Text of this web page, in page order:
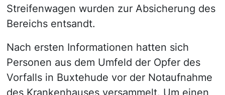
Streifenwagen wurden zur Absicherung des
Bereichs entsandt.
Nach ersten Informationen hatten sich
Personen aus dem Umfeld der Opfer des
Vorfalls in Buxtehude vor der Notaufnahme
des Krankenhauses versammelt. Um einen